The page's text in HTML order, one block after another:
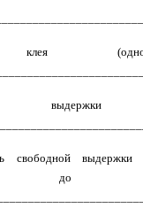
клея
свободной выдержки
до